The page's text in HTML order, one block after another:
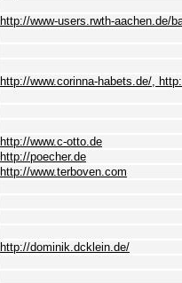
http://www-users.rwth-aachen.de/
http://www.corinna-habets.de/,
http://www.c-otto.de
http://poecher.de
http://www.terboven.com
http://dominik.dcklein.de/